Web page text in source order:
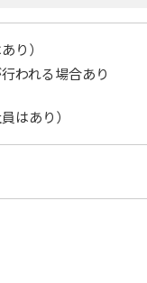
り）
われる場合あり
はあり）